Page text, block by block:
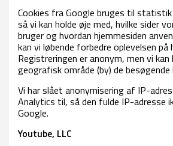
Cookies fra Google bruges til statistik
så vi kan holde øje med, hvilke sider
bruger og hvordan hjemmesiden
kan vi løbende forbedre oplevelsen på
Registreringen er anonym, men vi kan
geografisk område (by) de
Vi har slået anonymisering af IP-
Analytics til, så den fulde IP-adresse
Google.
Youtube, LLC